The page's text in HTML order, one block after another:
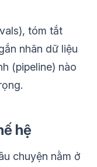
tóm tắt
nhãn dữ liệu
(pipeline) nào
hệ
chuyện nằm ở